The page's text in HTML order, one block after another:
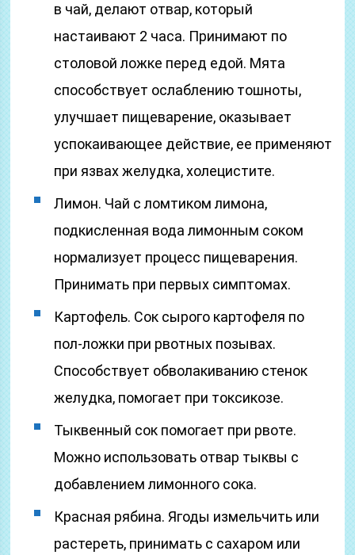
в чай, делают отвар, который
настаивают 2 часа. Принимают по
столовой ложке перед едой. Мята
способствует ослаблению тошноты,
улучшает пищеварение, оказывает
успокаивающее действие, ее применяют
при язвах желудка, холецистите.
Лимон. Чай с ломтиком лимона,
подкисленная вода лимонным соком
нормализует процесс пищеварения.
Принимать при первых симптомах.
Картофель. Сок сырого картофеля по
пол-ложки при рвотных позывах.
Способствует обволакиванию стенок
желудка, помогает при токсикозе.
Тыквенный сок помогает при рвоте.
Можно использовать отвар тыквы с
добавлением лимонного сока.
Красная рябина. Ягоды измельчить или
растереть, принимать с сахаром или